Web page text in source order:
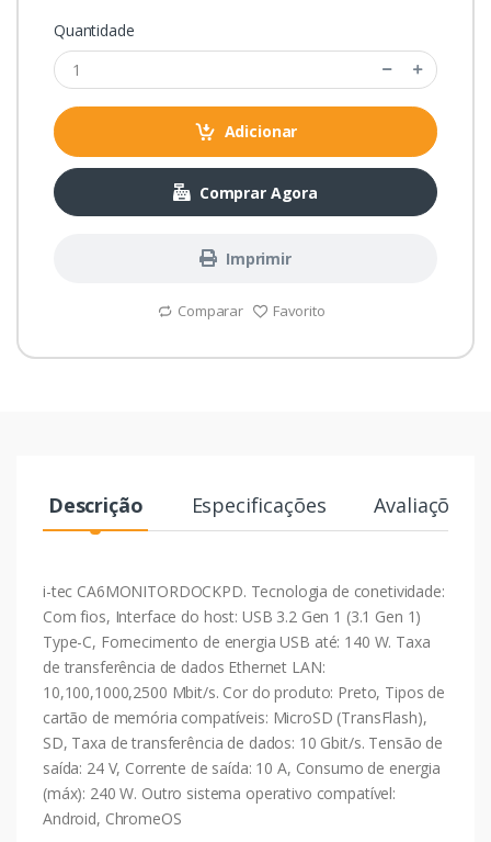
Quantidade
Adicionar
Comprar Agora
Imprimir
Comparar Favorito
Descrição Especificações Avaliações
i-tec CA6MONITORDOCKPD. Tecnologia de conetividade:
Com fios, Interface do host: USB 3.2 Gen 1 (3.1 Gen 1)
Type-C, Fornecimento de energia USB até: 140 W. Taxa
de transferência de dados Ethernet LAN:
10,100,1000,2500 Mbit/s. Cor do produto: Preto, Tipos de
cartão de memória compatíveis: MicroSD (TransFlash),
SD, Taxa de transferência de dados: 10 Gbit/s. Tensão de
saída: 24 V, Corrente de saída: 10 A, Consumo de energia
(máx): 240 W. Outro sistema operativo compatível:
Android, ChromeOS